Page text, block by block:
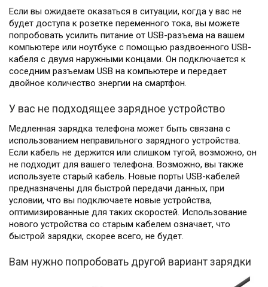
Если вы ожидаете оказаться в ситуации, когда у вас не
будет доступа к розетке переменного тока, вы можете
попробовать усилить питание от USB-разъема на вашем
компьютере или ноутбуке с помощью раздвоенного USB-
кабеля с двумя наружными концами. Он подключается к
соседним разъемам USB на компьютере и передает
двойное количество энергии на смартфон.
У вас не подходящее зарядное устройство
Медленная зарядка телефона может быть связана с
использованием неправильного зарядного устройства.
Если кабель не держится или слишком тугой, возможно, он
не подходит для вашего телефона. Возможно, вы также
используете старый кабель. Новые порты USB-кабелей
предназначены для быстрой передачи данных, при
условии, что вы подключаете новые устройства,
оптимизированные для таких скоростей. Использование
нового устройства со старым кабелем означает, что
быстрой зарядки, скорее всего, не будет.
Вам нужно попробовать другой вариант зарядки